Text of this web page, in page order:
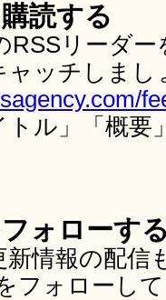
読する
RSSリーダ
ャッチしま
ル」「概要
ォローす
新情報の配
フォローし